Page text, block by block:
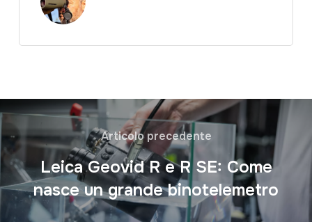
Articolo precedente
Leica Geovid R e R SE: Come
nasce un grande binotelemetro